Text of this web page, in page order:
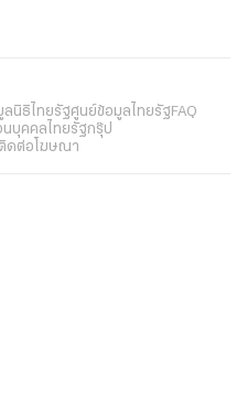
ลนิธิไทยรัฐศูนย์ข้อมูลไทยรัฐFAQ
บุคคลไทยรัฐกรุ๊ป
ติดต่อโฆษณา